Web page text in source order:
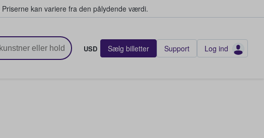
Priserne kan variere fra den pålydende værdi.
USD Sælg billetter Support Log ind